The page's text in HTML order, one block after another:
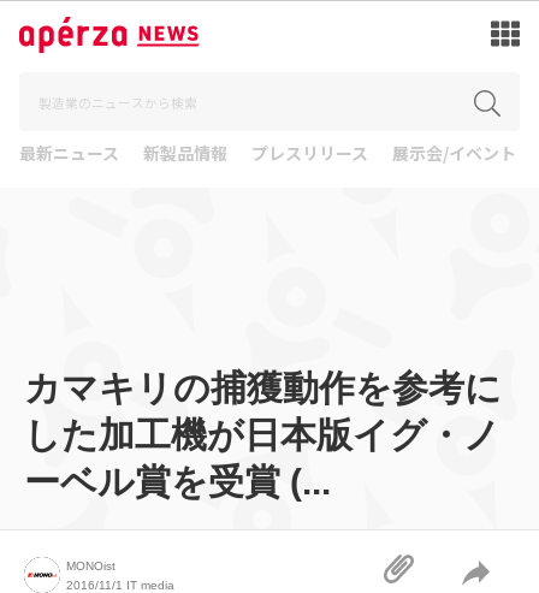
最新ニュース 新製品情報 プレスリリース 展示会/イベント
カマキリの捕獲動作を参考に
した加工機が日本版イグ・ノ
ーベル賞を受賞 (...
MONOist
2016/11/1 IT media